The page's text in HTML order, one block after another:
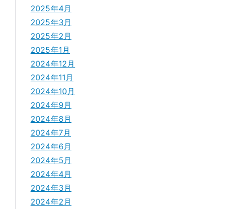
2025年4月
2025年3月
2025年2月
2025年1月
2024年12月
2024年11月
2024年10月
2024年9月
2024年8月
2024年7月
2024年6月
2024年5月
2024年4月
2024年3月
2024年2月